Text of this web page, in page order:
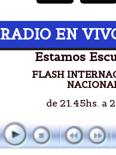
RADIO EN
Estamos
FLASH
de 21.45hs. a